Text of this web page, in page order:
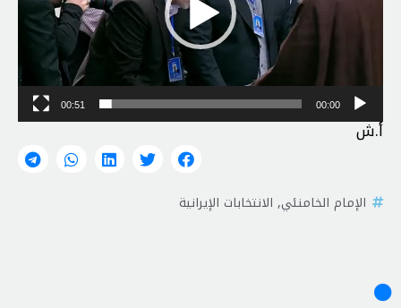
00:00
00:51
أ.ش
الإمام الخامنئي, الانتخابات الإيرانية